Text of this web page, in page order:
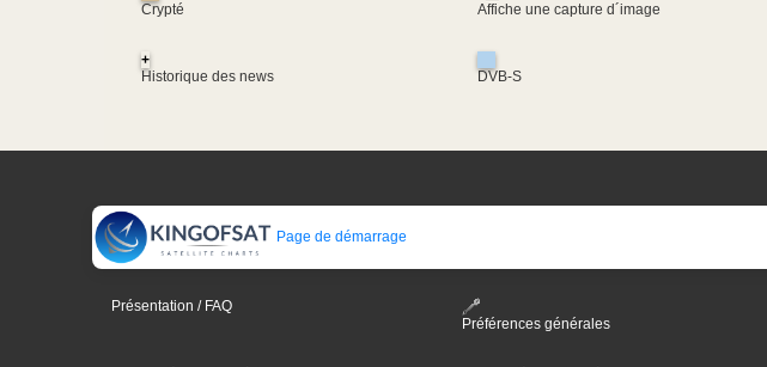
Crypté Affiche une capture d´image
+
Historique des news
DVB-S
Page de démarrage
Présentation / FAQ
Préférences générales